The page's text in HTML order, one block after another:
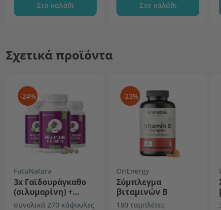
Στο καλάθι Στο καλάθι
Σχετικά προϊόντα
-24%
FutuNatura
3x Γαϊδουράγκαθο
(σιλυμαρίνη) +
χολίνη
συνολικά 270 κάψουλες
-23%
OnEnergy
Σύμπλεγμα
βιταμινών Β
180 ταμπλέτες